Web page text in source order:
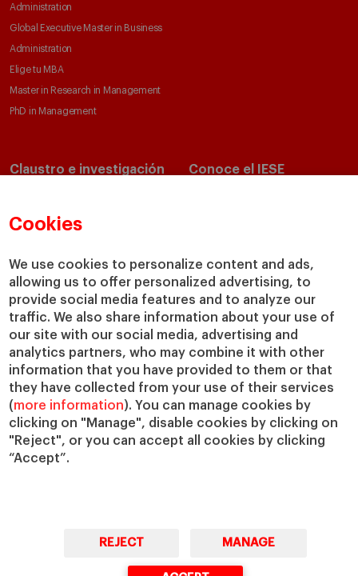
Cookies
We use cookies to personalize content and ads,
allowing us to offer personalized advertising, to
provide social media features and to analyze our
traffic. We also share information about your use of
our site with our social media, advertising and
analytics partners, who may combine it with other
information that you have provided to them or that
they have collected from your use of their services
(more information). You can manage cookies by
clicking on "Manage", disable cookies by clicking on
"Reject", or you can accept all cookies by clicking
“Accept”.
REJECT MANAGE
Administration
Global Executive Master in Business
Administration
Elige tu MBA
Master in Research in Management
PhD in Management
Claustro e investigación
Departamentos académicos
Cátedras
IESE Insight
IESE Publishing
Conoce el IESE
Nuestro impacto
Colabora con el IESE
Servicios
Biblioteca
Canal de Compliance
Capellanía
IESE Shop
Jobs @IESE
Préstamos y becas